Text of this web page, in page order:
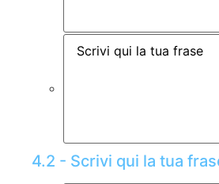
4.2 - Scrivi qui la tua